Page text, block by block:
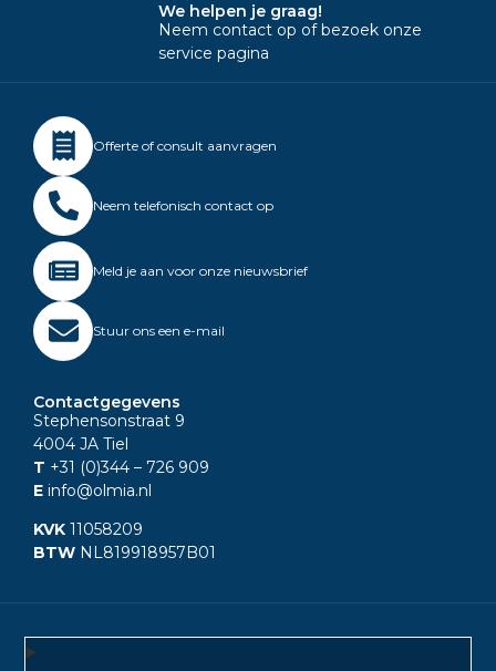
We helpen je graag!
Neem contact op of bezoek onze
service pagina
Offerte of consult aanvragen
Neem telefonisch contact op
Meld je aan voor onze nieuwsbrief
Stuur ons een e-mail
Contactgegevens
Stephensonstraat 9
4004 JA Tiel
T +31 (0)344 – 726 909
E info@olmia.nl
KVK 11058209
BTW NL819918957B01